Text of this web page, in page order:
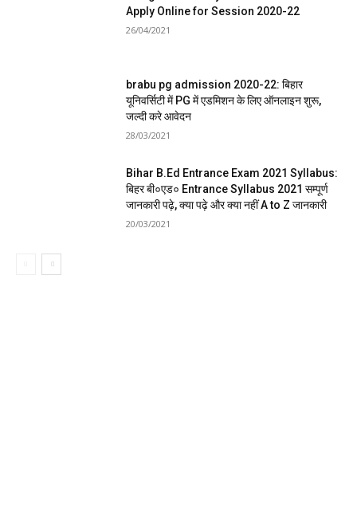
Apply Online for Session 2020-22
26/04/2021
brabu pg admission 2020-22: बिहार
यूनिवर्सिटी में PG में एडमिशन के लिए ऑनलाइन शुरू,
जल्दी करे आवेदन
28/03/2021
Bihar B.Ed Entrance Exam 2021 Syllabus:
बिहर बी०एड० Entrance Syllabus 2021 सम्पूर्ण
जानकारी पढ़े, क्या पढ़े और क्या नहीं A to Z जानकारी
20/03/2021